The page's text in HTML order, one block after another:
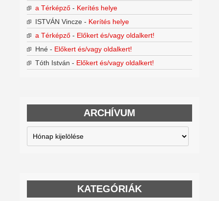
a Térképző - Kerítés helye
ISTVÁN Vincze - Kerítés helye
a Térképző - Előkert és/vagy oldalkert!
Hné - Előkert és/vagy oldalkert!
Tóth István - Előkert és/vagy oldalkert!
ARCHÍVUM
Archívum
KATEGÓRIÁK